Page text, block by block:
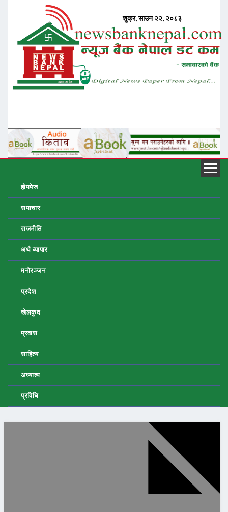
होमपेज
समाचार
राजनीति
अर्थ ब्यापार
मनोरञ्जन
प्रदेश
खेलकुद
प्रवास
साहित्य
अध्यात्म
प्रविधि